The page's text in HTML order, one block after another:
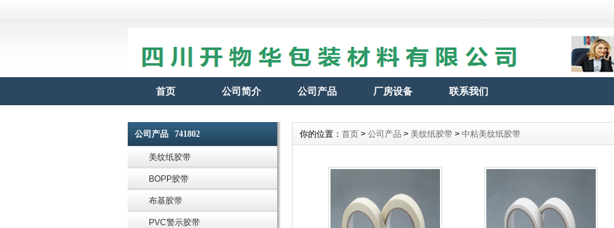
首页 公司简介 公司产品 厂房设备 联系我们
公司产品 741802
美纹纸胶带
BOPP胶带
布基胶带
PVC警示胶带
你的位置： 首页 > 公司产品 > 美纹纸胶带 > 中粘美纹纸胶带